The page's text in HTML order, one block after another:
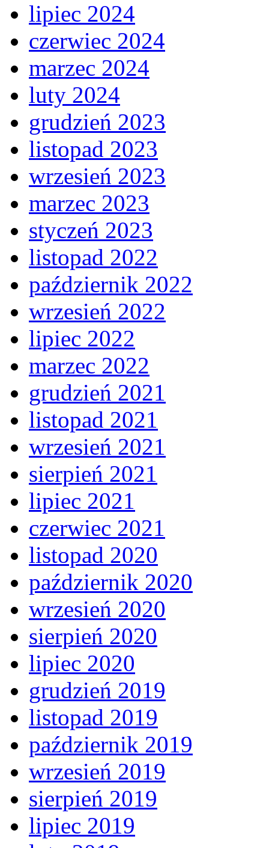
lipiec 2024
czerwiec 2024
marzec 2024
luty 2024
grudzień 2023
listopad 2023
wrzesień 2023
marzec 2023
styczeń 2023
listopad 2022
październik 2022
wrzesień 2022
lipiec 2022
marzec 2022
grudzień 2021
listopad 2021
wrzesień 2021
sierpień 2021
lipiec 2021
czerwiec 2021
listopad 2020
październik 2020
wrzesień 2020
sierpień 2020
lipiec 2020
grudzień 2019
listopad 2019
październik 2019
wrzesień 2019
sierpień 2019
lipiec 2019